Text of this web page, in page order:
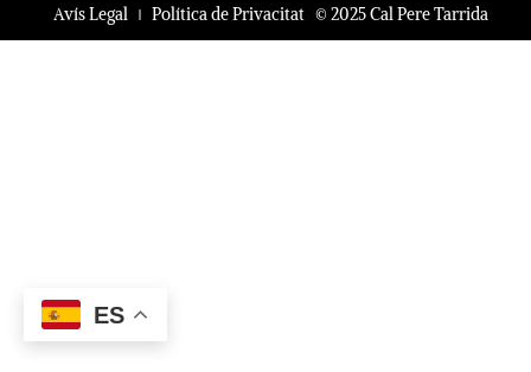
© 2025 Cal Pere Tarrida
Avís Legal Política de Privacitat
ES